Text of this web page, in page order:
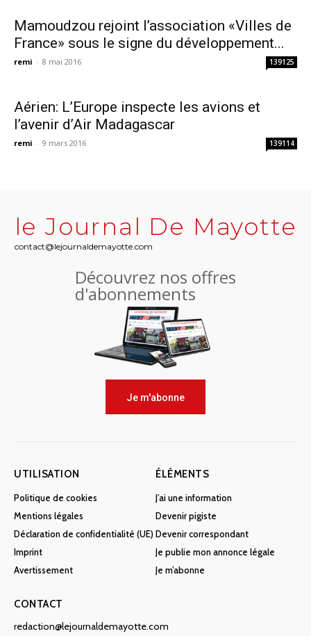
Mamoudzou rejoint l’association «Villes de
France» sous le signe du développement...
remi - 8 mai 2016 139125
Aérien: L’Europe inspecte les avions et
l’avenir d’Air Madagascar
remi - 9 mars 2016 139114
le Journal De Mayotte
contact@lejournaldemayotte.com
Découvrez nos offres
d'abonnements
Je m'abonne
UTILISATION
Politique de cookies
Mentions légales
Déclaration de confidentialité (UE)
Imprint
Avertissement
ÉLÉMENTS
J’ai une information
Devenir pigiste
Devenir correspondant
Je publie mon annonce légale
Je m’abonne
CONTACT
redaction@lejournaldemayotte.com